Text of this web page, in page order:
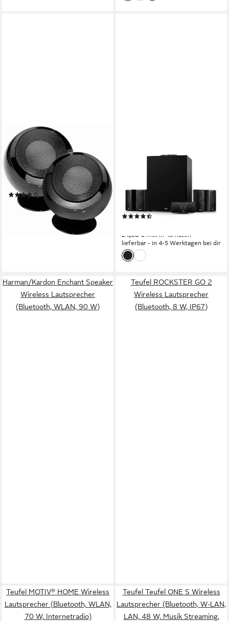
@TEC
True Wireless Stereo
Speaker Mini Bluetooth-
Lautsprecher
(Mini,Bluetooth,Lautsprecher,kabellos,portabel)
(6)
14,90 €
lieferbar - in 3-4 Werktagen bei dir
Surround Power Edition "5.1-
150 W
Gesamtleistung
27.8 kg
(5)
24,68 € mtl. in 48 Raten
lieferbar - in 4-5 Werktagen bei dir
Harman/Kardon Enchant Speaker
Wireless Lautsprecher
(Bluetooth, WLAN, 90 W)
Teufel ROCKSTER GO 2
Wireless Lautsprecher
(Bluetooth, 8 W, IP67)
Teufel MOTIV® HOME Wireless
Lautsprecher (Bluetooth, WLAN,
70 W, Internetradio)
Teufel Teufel ONE S Wireless
Lautsprecher (Bluetooth, W-LAN,
LAN, 48 W, Musik Streaming,